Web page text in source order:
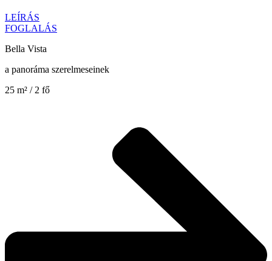
LEÍRÁS
FOGLALÁS
Bella Vista
a panoráma szerelmeseinek
25 m² / 2 fő